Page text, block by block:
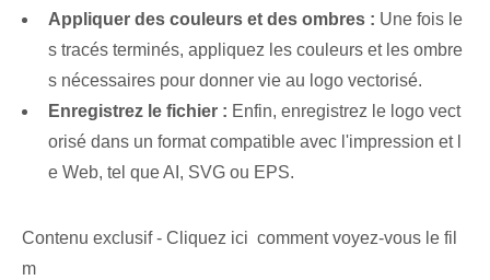
Appliquer⁤ des couleurs et des ombres : Une fois le
s tracés terminés, appliquez les couleurs et les ombre
s nécessaires pour donner vie au logo vectorisé.
Enregistrez le⁢ fichier : Enfin, enregistrez le logo vect
orisé dans un format compatible avec l'impression et l
e Web, tel que AI, SVG ou EPS.
Contenu exclusif - Cliquez ici comment voyez-vous le fil
m